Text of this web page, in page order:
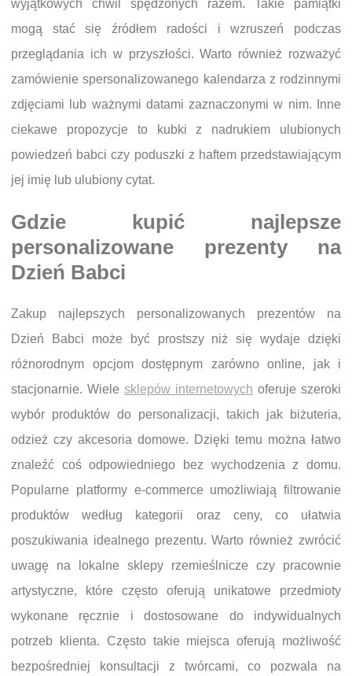
wyjątkowych chwil spędzonych razem. Takie pamiątki
mogą stać się źródłem radości i wzruszeń podczas
przeglądania ich w przyszłości. Warto również rozważyć
zamówienie spersonalizowanego kalendarza z rodzinnymi
zdjęciami lub ważnymi datami zaznaczonymi w nim. Inne
ciekawe propozycje to kubki z nadrukiem ulubionych
powiedzeń babci czy poduszki z haftem przedstawiającym
jej imię lub ulubiony cytat.
Gdzie kupić najlepsze
personalizowane prezenty na
Dzień Babci
Zakup najlepszych personalizowanych prezentów na
Dzień Babci może być prostszy niż się wydaje dzięki
różnorodnym opcjom dostępnym zarówno online, jak i
stacjonarnie. Wiele sklepów internetowych oferuje szeroki
wybór produktów do personalizacji, takich jak biżuteria,
odzież czy akcesoria domowe. Dzięki temu można łatwo
znaleźć coś odpowiedniego bez wychodzenia z domu.
Popularne platformy e-commerce umożliwiają filtrowanie
produktów według kategorii oraz ceny, co ułatwia
poszukiwania idealnego prezentu. Warto również zwrócić
uwagę na lokalne sklepy rzemieślnicze czy pracownie
artystyczne, które często oferują unikatowe przedmioty
wykonane ręcznie i dostosowane do indywidualnych
potrzeb klienta. Często takie miejsca oferują możliwość
bezpośredniej konsultacji z twórcami, co pozwala na